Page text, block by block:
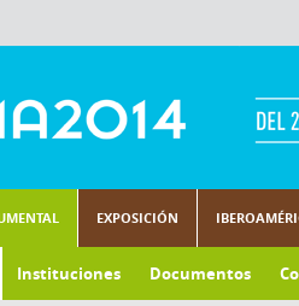
EXPOSICIÓN
Instituciones Documentos